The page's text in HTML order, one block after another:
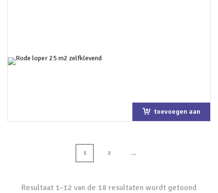
toevoegen aan
1 2 →
Resultaat 1–12 van de 18 resultaten wordt getoond